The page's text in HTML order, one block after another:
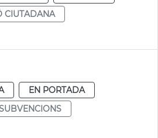
CIUTADANA
EN PORTADA